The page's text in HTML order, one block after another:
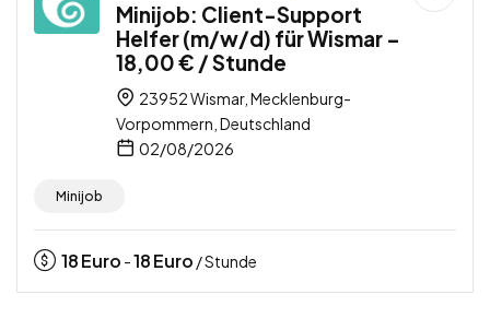
Minijob: Client-Support
Helfer (m/w/d) für Wismar –
18,00 € / Stunde
23952 Wismar, Mecklenburg-
Vorpommern, Deutschland
02/08/2026
Minijob
18Euro -18Euro / Stunde